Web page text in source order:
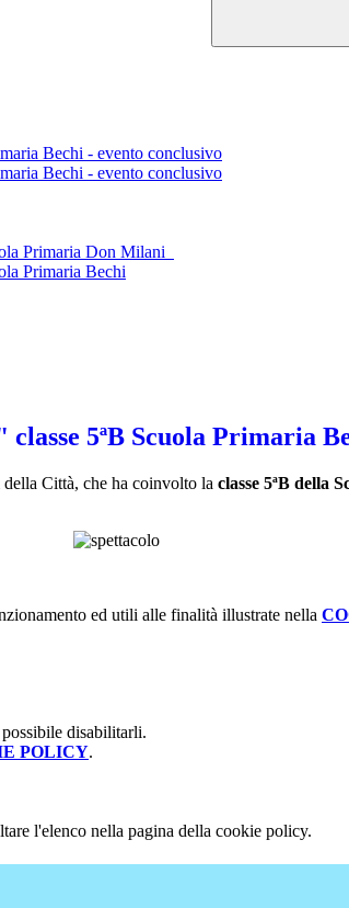
Bechi - evento conclusivo
Bechi - evento conclusivo
Primaria Don Milani
Primaria Bechi
5ªB Scuola Primaria
Città, che ha coinvolto la classe 5ªB della
ed utili alle finalità illustrate nella
disabilitarli.
POLICY.
l'elenco nella pagina della cookie policy.